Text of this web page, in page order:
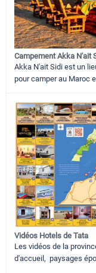
Campement Akka N'ait
Akka N'ait Sidi est un
pour camper au Maroc
Vidéos Hotels de Tata
Les vidéos de la
d'accueil, paysages